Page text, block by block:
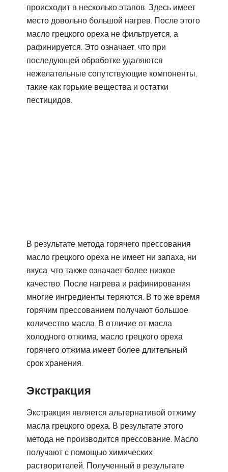
происходит в несколько этапов. Здесь имеет
место довольно большой нагрев. После этого
масло грецкого ореха не фильтруется, а
рафинируется. Это означает, что при
последующей обработке удаляются
нежелательные сопутствующие компоненты,
такие как горькие вещества и остатки
пестицидов.
В результате метода горячего прессования
масло грецкого ореха не имеет ни запаха, ни
вкуса, что также означает более низкое
качество. После нагрева и рафинирования
многие ингредиенты теряются. В то же время
горячим прессованием получают большое
количество масла. В отличие от масла
холодного отжима, масло грецкого ореха
горячего отжима имеет более длительный
срок хранения.
Экстракция
Экстракция является альтернативой отжиму
масла грецкого ореха. В результате этого
метода не производится прессование. Масло
получают с помощью химических
растворителей. Полученный в результате